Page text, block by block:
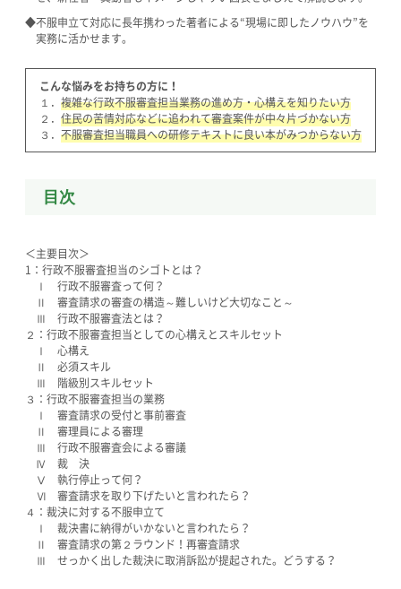
◆不服申立て対応に長年携わった著者による“現場に即したノウハウ”を
実務に活かせます。
こんな悩みをお持ちの方に！
１． 複雑な行政不服審査担当業務の進め方・心構えを知りたい方
２． 住民の苦情対応などに追われて審査案件が中々片づかない方
３． 不服審査担当職員への研修テキストに良い本がみつからない方
目次
＜主要目次＞
1：行政不服審査担当のシゴトとは？
Ⅰ 行政不服審査って何？
Ⅱ 審査請求の審査の構造～難しいけど大切なこと～
Ⅲ 行政不服審査法とは？
２：行政不服審査担当としての心構えとスキルセット
Ⅰ 心構え
Ⅱ 必須スキル
Ⅲ 階級別スキルセット
３：行政不服審査担当の業務
Ⅰ 審査請求の受付と事前審査
Ⅱ 審理員による審理
Ⅲ 行政不服審査会による審議
Ⅳ 裁 決
Ⅴ 執行停止って何？
Ⅵ 審査請求を取り下げたいと言われたら？
４：裁決に対する不服申立て
Ⅰ 裁決書に納得がいかないと言われたら？
Ⅱ 審査請求の第２ラウンド！再審査請求
Ⅲ せっかく出した裁決に取消訴訟が提起された。どうする？